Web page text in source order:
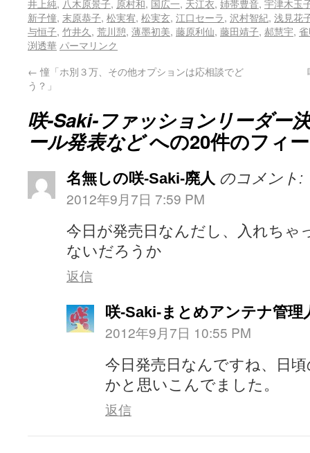
井上純, 八木原景子, 原村和, 国広一, 天江衣, 姉帯豊音, 宇津木玉
新子憧, 末原恭子, 松実宥, 松実玄, 江口セーラ, 沢村智紀, 浅見花
与恒子, 竹井久, 荒川憩, 薄墨初美, 藤原利仙, 藤田靖子, 郝慧宇,
渕透華パーマリンク
←憧「ホ別３万、その他オプションは応相談でど
う？」
咲-Saki-ファッションリーダー
ール発表などへの20件のフィ
名無しの咲-Saki-廃人 のコメント:
2012年9月7日 7:59 PM
今日が発売日なんだし、入れちゃ
ないだろうか
返信
咲-Saki-まとめアンテナ管理
2012年9月7日 10:55 PM
今日発売日なんですね、日
かと思いこんでました。
返信